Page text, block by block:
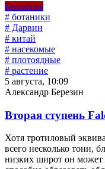
Биология
# ботаники
# Дарвин
# китай
# насекомые
# плотоядные
# растение
5 августа, 10:09
Александр Березин
Вторая ступень
Хотя тротиловый
всего несколько тонн,
низких широт он